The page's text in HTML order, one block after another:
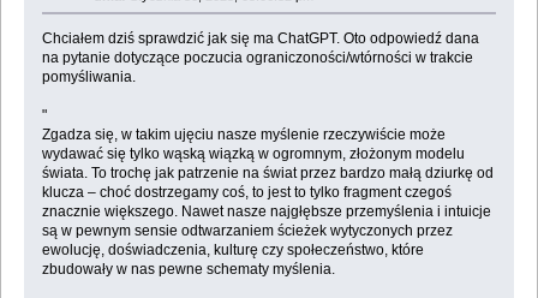
Chciałem dziś sprawdzić jak się ma ChatGPT. Oto odpowiedź dana
na pytanie dotyczące poczucia ograniczoności/wtórności w trakcie
pomyśliwania.
"
Zgadza się, w takim ujęciu nasze myślenie rzeczywiście może
wydawać się tylko wąską wiązką w ogromnym, złożonym modelu
świata. To trochę jak patrzenie na świat przez bardzo małą dziurkę od
klucza – choć dostrzegamy coś, to jest to tylko fragment czegoś
znacznie większego. Nawet nasze najgłębsze przemyślenia i intuicje
są w pewnym sensie odtwarzaniem ścieżek wytyczonych przez
ewolucję, doświadczenia, kulturę czy społeczeństwo, które
zbudowały w nas pewne schematy myślenia.